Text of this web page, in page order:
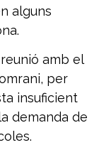
alguns
reunió amb el
per
insuficient
demanda de